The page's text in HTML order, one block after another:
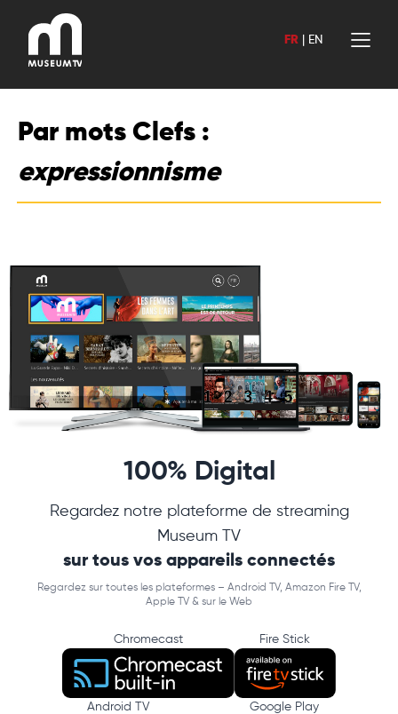
contenu
FR EN
Par mots Clefs :
expressionnisme
100% Digital
Regardez notre plateforme de streaming
Museum TV
sur tous vos appareils connectés
Regardez sur toutes les plateformes – Android TV, Amazon Fire TV,
Apple TV & sur le Web
Chromecast Fire Stick
Android TV Google Play